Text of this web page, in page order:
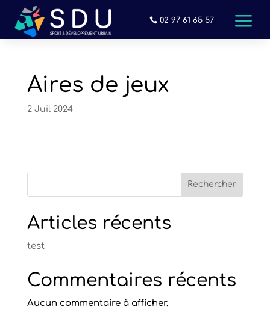
02 97 61 65 57 a
Aires de jeux
2 Juil 2024
Rechercher
Articles récents
test
Commentaires récents
Aucun commentaire à afficher.